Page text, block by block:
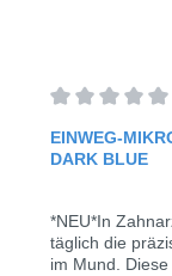
EINWEG-
DARK BLUE
*NEU*In
täglich die
im Mund.